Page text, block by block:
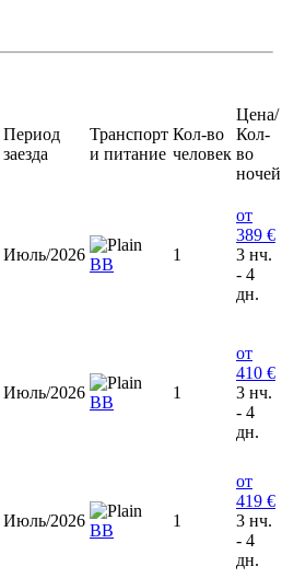
Период
заезда
Транспорт
и питание
Кол-во
человек
Цена/
Кол-
во
ночей
Июль/2026
ВВ
1
от
389 €
3 нч.
- 4
дн.
Июль/2026
ВВ
1
от
410 €
3 нч.
- 4
дн.
Июль/2026
ВВ
1
от
419 €
3 нч.
- 4
дн.